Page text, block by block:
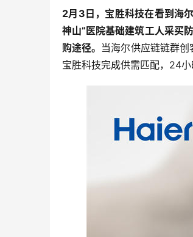
2月3日，宝胜科技在看到海
神山”医院基础建筑工人采买
购途径。 当海尔供应链链群
宝胜科技完成供需匹配，24小